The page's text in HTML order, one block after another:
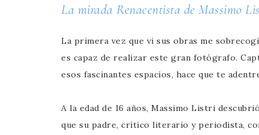
La mirada Renacentista de Massimo
La primera vez que vi sus obras me
es capaz de realizar este gran fotógrafo.
esos fascinantes espacios, hace que te
A la edad de 16 años, Massimo Listri
que su padre, crítico literario y periodista,